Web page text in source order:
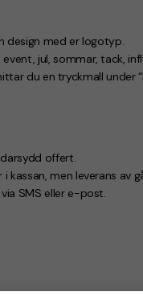
design med er logotyp.
jul, sommar, tack,
du en tryckmall under
offert.
kassan, men leverans av
SMS eller e-post.